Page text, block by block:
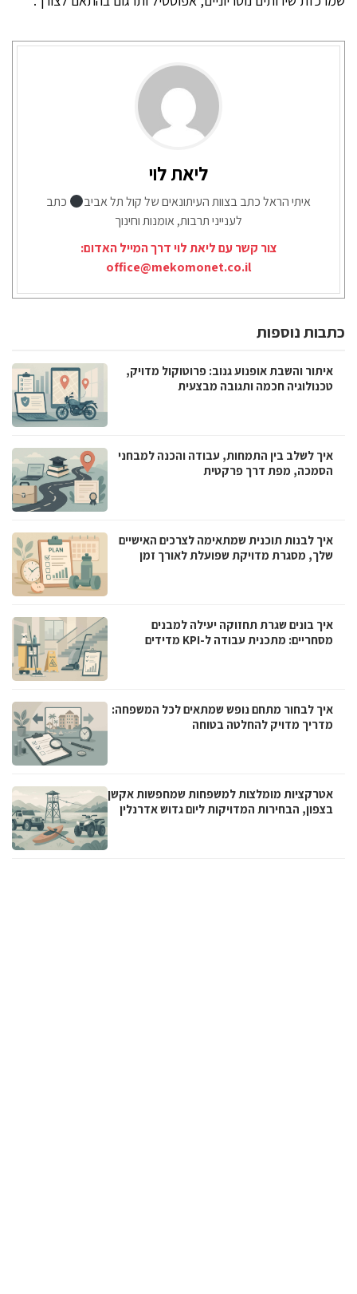
ליאת לוי
איתי הראל כתב בצוות העיתונאים של קול תל אביב
כתב
לענייני תרבות, אומנות וחינוך
צור קשר עם ליאת לוי דרך המייל האדום:
office@mekomonet.co.il
כתבות נוספות
איתור והשבת אופנוע גנוב: פרוטוקול מדויק,
טכנולוגיה חכמה ותגובה מבצעית
איך לשלב בין התמחות, עבודה והכנה למבחני
הסמכה, מפת דרך פרקטית
איך לבנות תוכנית שמתאימה לצרכים האישיים
שלך, מסגרת מדויקת שפועלת לאורך זמן
איך בונים שגרת תחזוקה יעילה למבנים
מסחריים: מתכנית עבודה ל-KPI מדידים
איך לבחור מתחם נופש שמתאים לכל המשפחה:
מדריך מדויק להחלטה בטוחה
אטרקציות מומלצות למשפחות שמחפשות אקשן
בצפון, הבחירות המדויקות ליום גדוש אדרנלין